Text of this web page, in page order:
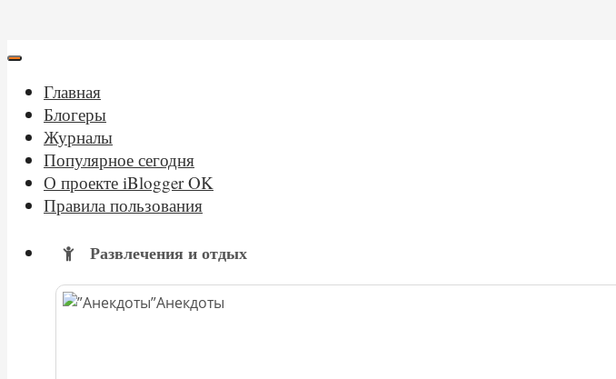
Главная
Блогеры
Журналы
Популярное сегодня
О проекте iBlogger OK
Правила пользования
Развлечения и отдых
Анекдоты